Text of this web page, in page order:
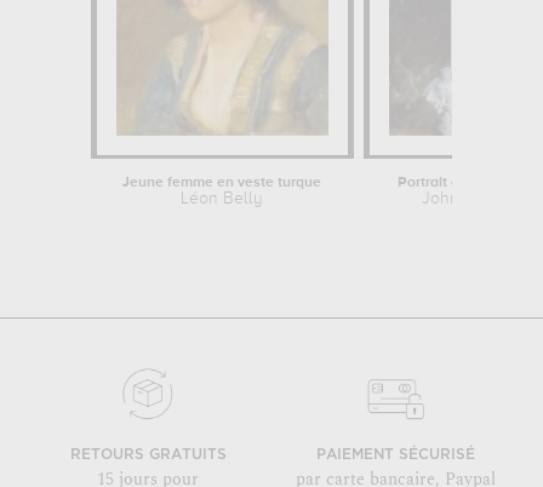
Jeune femme en veste turque
Léon Belly
Portrait de Mary
John Singer
RETOURS GRATUITS
15 jours pour
PAIEMENT SÉCURISÉ
par carte bancaire, Paypal